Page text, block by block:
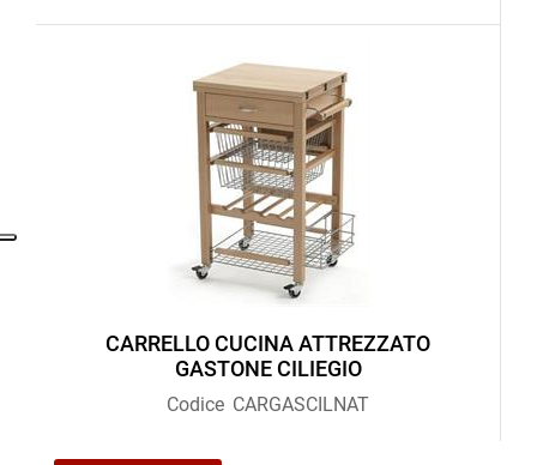
CARRELLO CUCINA ATTREZZATO
GASTONE CILIEGIO
Codice CARGASCILNAT